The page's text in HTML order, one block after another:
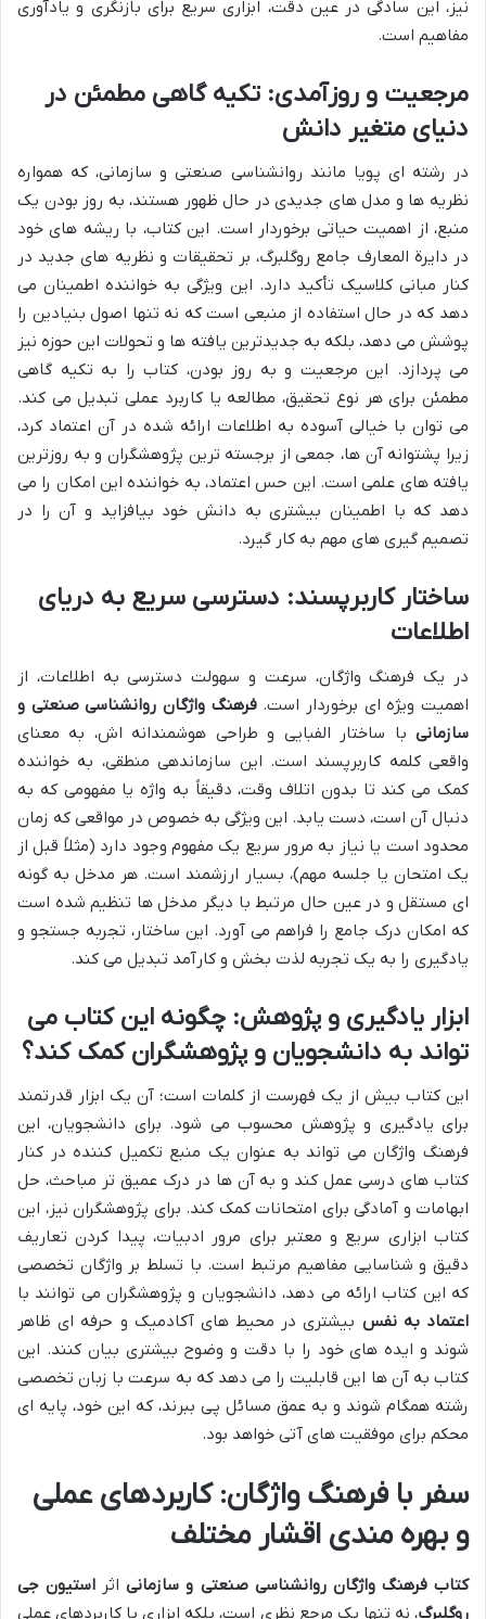
نیز، این سادگی در عین دقت، ابزاری سریع برای بازنگری و یادآوری
مفاهیم است.
مرجعیت و روزآمدی: تکیه گاهی مطمئن در
دنیای متغیر دانش
در رشته ای پویا مانند روانشناسی صنعتی و سازمانی، که همواره
نظریه ها و مدل های جدیدی در حال ظهور هستند، به روز بودن یک
منبع، از اهمیت حیاتی برخوردار است. این کتاب، با ریشه های خود
در دایرة المعارف جامع روگلبرگ، بر تحقیقات و نظریه های جدید در
کنار مبانی کلاسیک تأکید دارد. این ویژگی به خواننده اطمینان می
دهد که در حال استفاده از منبعی است که نه تنها اصول بنیادین را
پوشش می دهد، بلکه به جدیدترین یافته ها و تحولات این حوزه نیز
می پردازد. این مرجعیت و به روز بودن، کتاب را به تکیه گاهی
مطمئن برای هر نوع تحقیق، مطالعه یا کاربرد عملی تبدیل می کند.
می توان با خیالی آسوده به اطلاعات ارائه شده در آن اعتماد کرد،
زیرا پشتوانه آن ها، جمعی از برجسته ترین پژوهشگران و به روزترین
یافته های علمی است. این حس اعتماد، به خواننده این امکان را می
دهد که با اطمینان بیشتری به دانش خود بیافزاید و آن را در
تصمیم گیری های مهم به کار گیرد.
ساختار کاربرپسند: دسترسی سریع به دریای
اطلاعات
در یک فرهنگ واژگان، سرعت و سهولت دسترسی به اطلاعات، از
اهمیت ویژه ای برخوردار است.فرهنگ واژگان روانشناسی صنعتی و
سازمانی با ساختار الفبایی و طراحی هوشمندانه اش، به معنای
واقعی کلمه کاربرپسند است. این سازماندهی منطقی، به خواننده
کمک می کند تا بدون اتلاف وقت، دقیقاً به واژه یا مفهومی که به
دنبال آن است، دست یابد. این ویژگی به خصوص در مواقعی که زمان
محدود است یا نیاز به مرور سریع یک مفهوم وجود دارد (مثلاً قبل از
یک امتحان یا جلسه مهم)، بسیار ارزشمند است. هر مدخل به گونه
ای مستقل و در عین حال مرتبط با دیگر مدخل ها تنظیم شده است
که امکان درک جامع را فراهم می آورد. این ساختار، تجربه جستجو و
یادگیری را به یک تجربه لذت بخش و کارآمد تبدیل می کند.
ابزار یادگیری و پژوهش: چگونه این کتاب می
تواند به دانشجویان و پژوهشگران کمک کند؟
این کتاب بیش از یک فهرست از کلمات است؛ آن یک ابزار قدرتمند
برای یادگیری و پژوهش محسوب می شود. برای دانشجویان، این
فرهنگ واژگان می تواند به عنوان یک منبع تکمیل کننده در کنار
کتاب های درسی عمل کند و به آن ها در درک عمیق تر مباحث، حل
ابهامات و آمادگی برای امتحانات کمک کند. برای پژوهشگران نیز، این
کتاب ابزاری سریع و معتبر برای مرور ادبیات، پیدا کردن تعاریف
دقیق و شناسایی مفاهیم مرتبط است. با تسلط بر واژگان تخصصی
که این کتاب ارائه می دهد، دانشجویان و پژوهشگران می توانند با
اعتماد به نفس بیشتری در محیط های آکادمیک و حرفه ای ظاهر
شوند و ایده های خود را با دقت و وضوح بیشتری بیان کنند. این
کتاب به آن ها این قابلیت را می دهد که به سرعت با زبان تخصصی
رشته همگام شوند و به عمق مسائل پی ببرند، که این خود، پایه ای
محکم برای موفقیت های آتی خواهد بود.
سفر با فرهنگ واژگان: کاربردهای عملی
و بهره مندی اقشار مختلف
کتاب فرهنگ واژگان روانشناسی صنعتی و سازمانیاثر استیون جی
روگلبرگ، نه تنها یک مرجع نظری است، بلکه ابزاری با کاربردهای عملی